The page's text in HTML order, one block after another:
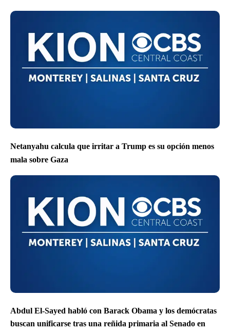
Netanyahu calcula que irritar a Trump es su opción menos
mala sobre Gaza
Abdul El-Sayed habló con Barack Obama y los demócratas
buscan unificarse tras una reñida primaria al Senado en